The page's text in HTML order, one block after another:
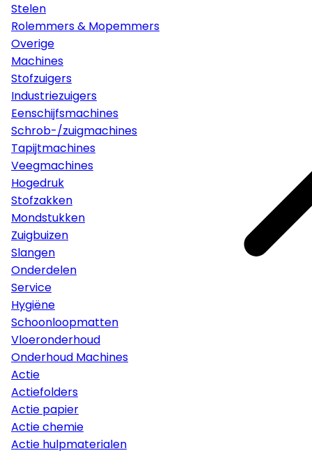
Stelen
Rolemmers & Mopemmers
Overige
Machines
Stofzuigers
Industriezuigers
Eenschijfsmachines
Schrob-/zuigmachines
Tapijtmachines
Veegmachines
Hogedruk
Stofzakken
Mondstukken
Zuigbuizen
Slangen
Onderdelen
Service
Hygiëne
Schoonloopmatten
Vloeronderhoud
Onderhoud Machines
Actie
Actiefolders
Actie papier
Actie chemie
Actie hulpmaterialen